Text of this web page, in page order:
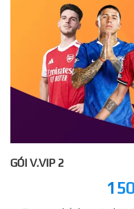
GÓI V.VIP 2